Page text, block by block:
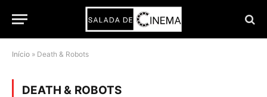
Início » Death & Robots
DEATH & ROBOTS